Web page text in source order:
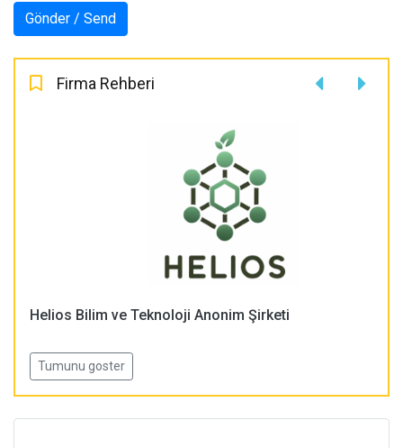
Firma Rehberi
Helios Bilim ve Teknoloji Anonim Şirketi
Tumunu goster